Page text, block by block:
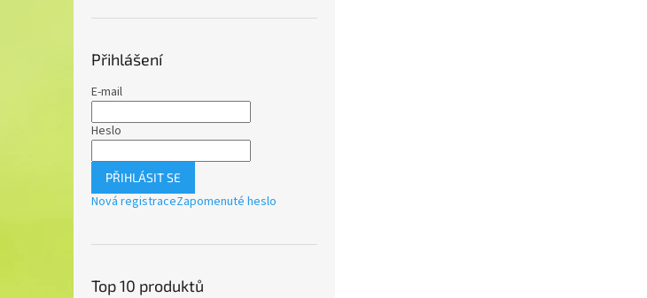
Přihlášení
E-mail
Heslo
PŘIHLÁSIT SE
Nová registraceZapomenuté heslo
Top 10 produktů